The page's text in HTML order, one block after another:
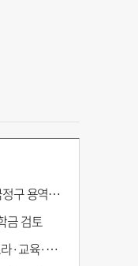
대로 ‘복붙’
금 검토
특별법’ 개정안 발의